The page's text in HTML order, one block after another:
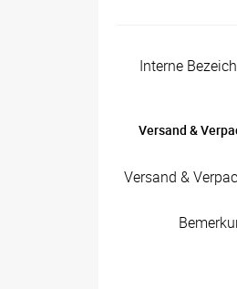
Interne
Versand &
Versand &